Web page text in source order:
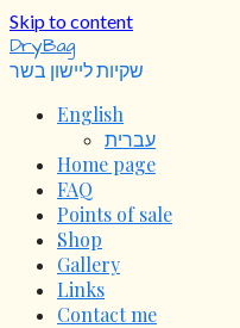
Skip to content
DryBag
שקיות ליישון בשר
English
עברית
Home page
FAQ
Points of sale
Shop
Gallery
Links
Contact me